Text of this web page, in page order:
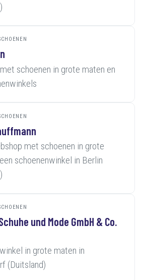
schoenen in grote maten en
met schoenen in grote
schoenenwinkel in Berlin
und Mode GmbH & Co.
in grote maten in
(Duitsland)